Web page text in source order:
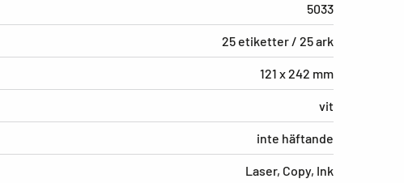
5033
25 etiketter / 25 ark
121 x 242 mm
vit
inte häftande
Laser, Copy, Ink